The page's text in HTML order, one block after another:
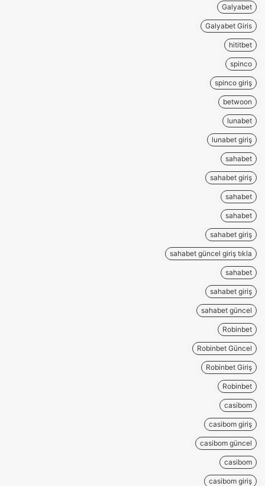
Galyabet
Galyabet Giris
hititbet
spinco
spinco giriş
betwoon
lunabet
lunabet giriş
sahabet
sahabet giriş
sahabet
sahabet
sahabet giriş
sahabet güncel giriş tıkla
sahabet
sahabet giriş
sahabet güncel
Robinbet
Robinbet Güncel
Robinbet Giriş
Robinbet
casibom
casibom giriş
casibom güncel
casibom
casibom giriş